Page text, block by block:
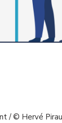
/ © Hervé